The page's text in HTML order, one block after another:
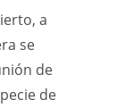
a
se
de
de